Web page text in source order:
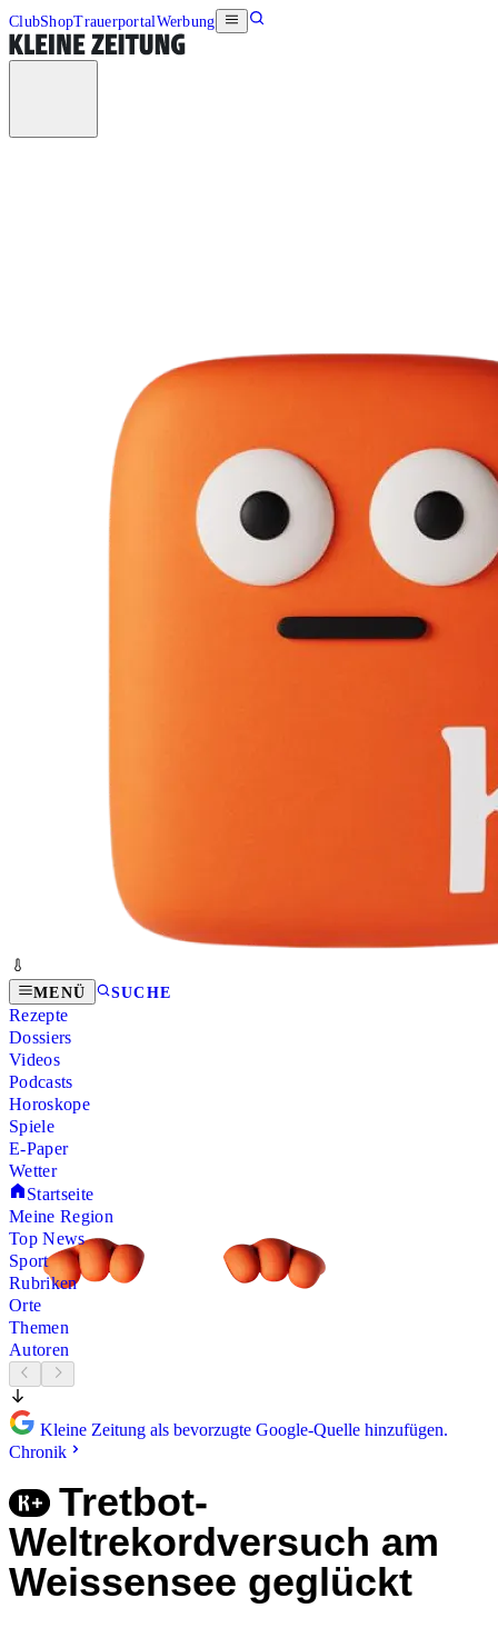
ClubShopTrauerportalWerbung
MENÜ SUCHE
Rezepte
Dossiers
Videos
Podcasts
Horoskope
Spiele
E-Paper
Wetter
Startseite
Meine Region
Top News
Sport
Rubriken
Orte
Themen
Autoren
Kleine Zeitung als bevorzugte Google-Quelle hinzufügen.
Chronik
Tretbot-
Weltrekordversuch am
Weissensee geglückt